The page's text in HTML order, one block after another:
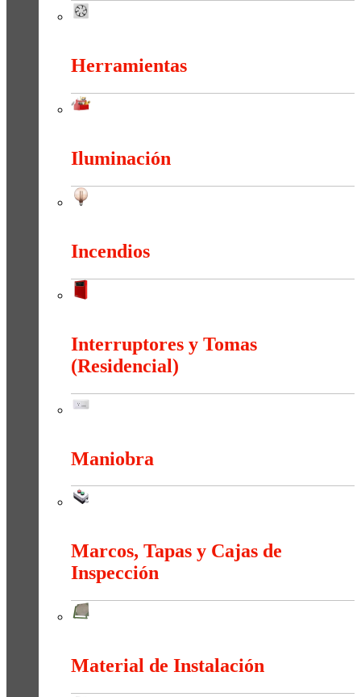
Herramientas
Iluminación
Incendios
Interruptores y Tomas
(Residencial)
Maniobra
Marcos, Tapas y Cajas de
Inspección
Material de Instalación